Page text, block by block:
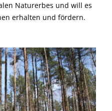
Naturerbes und will es
erhalten und fördern.